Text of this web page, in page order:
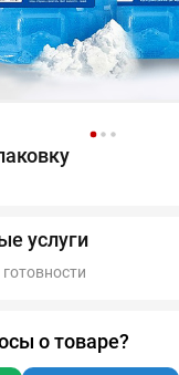
услуги
о товаре?